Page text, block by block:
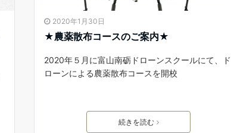
2020年1月30日
★農薬散布コースのご案内★
2020年５月に富山南砺ドローンスクールにて、ド
ローンによる農薬散布コースを開校
続きを読む